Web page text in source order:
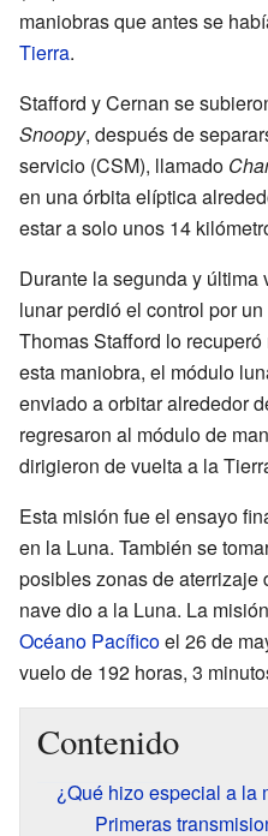
maniobras que antes se
Tierra.
Stafford y Cernan se
Snoopy, después de
servicio (CSM), llamado
en una órbita elíptica
estar a solo unos 14
Durante la segunda y
lunar perdió el control por
Thomas Stafford lo
esta maniobra, el módulo
enviado a orbitar alrededor
regresaron al módulo de
dirigieron de vuelta a la
Esta misión fue el ensayo
en la Luna. También se
posibles zonas de aterrizaje
nave dio a la Luna. La
Océano Pacíficoel 26 de
vuelo de 192 horas, 3
Contenido
¿Qué hizo especial a la
Primeras